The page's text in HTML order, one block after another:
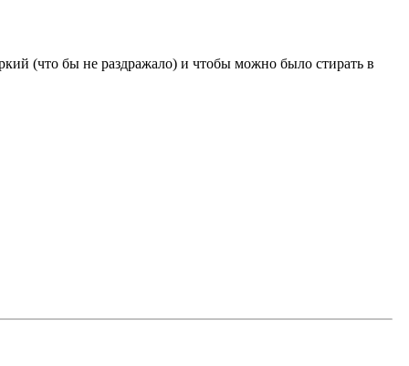
(что бы не раздражало) и чтобы можно было стирать в